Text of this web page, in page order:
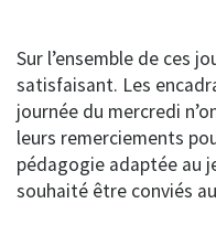
Sur l’ensemble de ces
satisfaisant. Les
journée du mercredi
leurs remerciements
pédagogie adaptée au
souhaité être conviés